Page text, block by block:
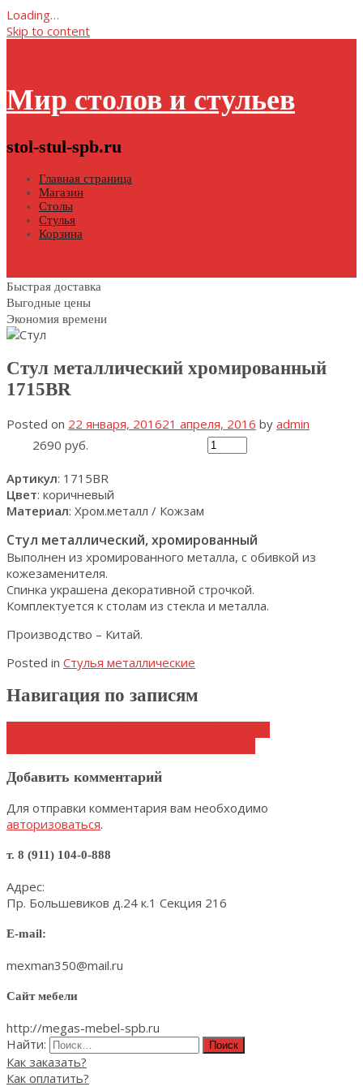
Loading…
Skip to content
Мир столов и стульев
stol-stul-spb.ru
Главная страница
Магазин
Столы
Стулья
Корзина
Быстрая доставка
Выгодные цены
Экономия времени
Стул металлический хромированный
1715BR
Posted on 22 января, 201621 апреля, 2016 by admin
2690 руб.
Артикул: 1715BR
Цвет: коричневый
Материал: Хром.металл / Кожзам
Стул металлический, хромированный
Выполнен из хромированного металла, с обивкой из
кожезаменителя.
Спинка украшена декоративной строчкой.
Комплектуется к столам из стекла и металла.
Производство – Китай.
Posted in Стулья металлические
Навигация по записям
Добавить комментарий
Для отправки комментария вам необходимо
авторизоваться.
т. 8 (911) 104-0-888
Адрес:
Пр. Большевиков д.24 к.1 Секция 216
E-mail:
mexman350@mail.ru
Сайт мебели
http://megas-mebel-spb.ru
Найти:
Как заказать?
Как оплатить?